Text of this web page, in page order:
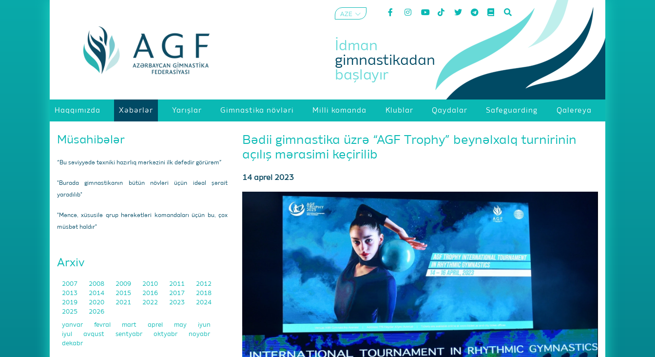
AZE
İdman
gimnastikadan
başlayır
Haqqımızda Xəbərlər Yarışlar Gimnastika növləri Milli komanda Klublar Qaydalar Safeguarding Qalereya
Müsahibələr
“Bu səviyyədə texniki hazırlıq mərkəzini ilk dəfədir görürəm”
"Burada gimnastikanın bütün növləri üçün ideal şərait
yaradılıb"
"Məncə, xüsusilə qrup hərəkətləri komandaları üçün bu, çox
müsbət haldır"
Arxiv
2007 2008 2009 2010 2011
2012
2013
2014 2015 2016 2017
2018
2019
2020 2021 2022 2023
2024
2025
2026
yanvar fevral mart aprel may
iyun
iyul
avqust sentyabr oktyabr
noyabr
dekabr
Bədii gimnastika üzrə “AGF Trophy” beynəlxalq turnirinin
açılış mərasimi keçirilib
14 aprel 2023